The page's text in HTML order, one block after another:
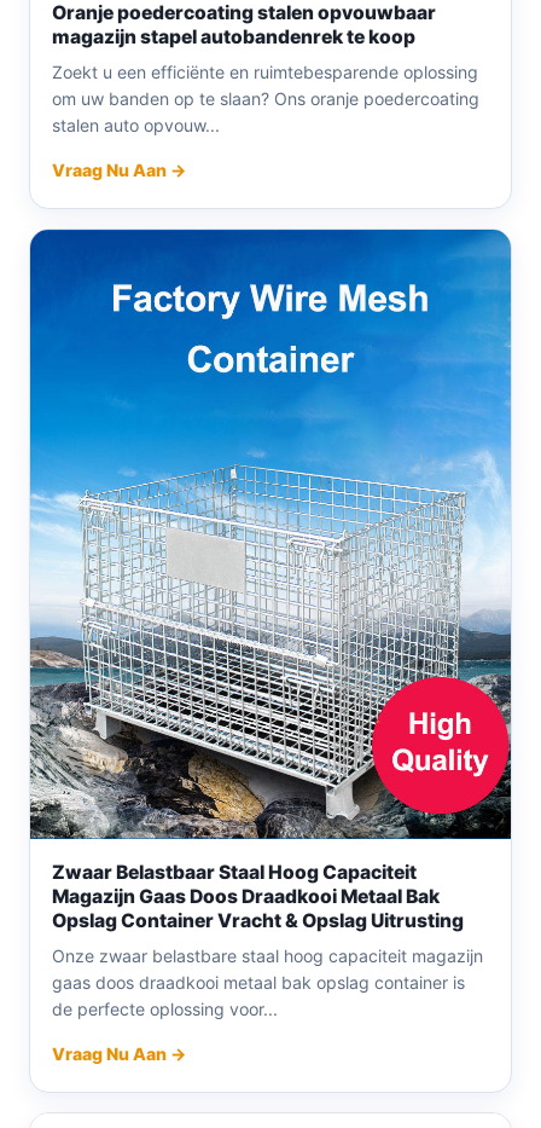
Oranje poedercoating stalen opvouwbaar
magazijn stapel autobandenrek te koop
Zoekt u een efficiënte en ruimtebesparende oplossing
om uw banden op te slaan? Ons oranje poedercoating
stalen auto opvouw...
Vraag Nu Aan →
Zwaar Belastbaar Staal Hoog Capaciteit
Magazijn Gaas Doos Draadkooi Metaal Bak
Opslag Container Vracht & Opslag Uitrusting
Onze zwaar belastbare staal hoog capaciteit magazijn
gaas doos draadkooi metaal bak opslag container is
de perfecte oplossing voor...
Vraag Nu Aan →